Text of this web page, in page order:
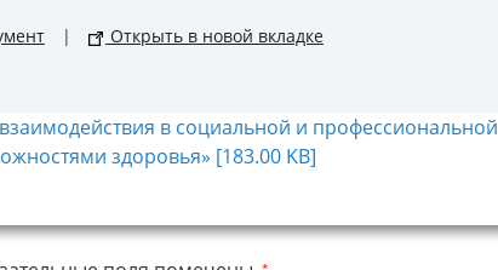
| Открыть в новой вкладке
в социальной и профессиональной
здоровья» [183.00 KB]